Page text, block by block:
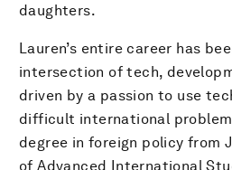
daughters.
Lauren’s entire career has
intersection of tech,
driven by a passion to use
difficult international
degree in foreign policy from
of Advanced International